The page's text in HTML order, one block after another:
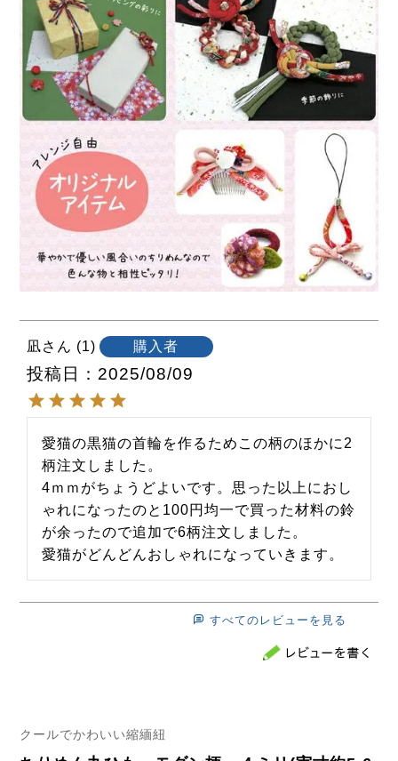
凪 1 購入者
投稿日 2025/08/09
愛猫の黒猫の首輪を作るためこの柄のほかに2
柄注文しました。
4ｍｍがちょうどよいです。思った以上におし
ゃれになったのと100円均一で買った材料の鈴
が余ったので追加で6柄注文しました。
愛猫がどんどんおしゃれになっていきます。
すべてのレビューを見る
クールでかわいい縮緬紐